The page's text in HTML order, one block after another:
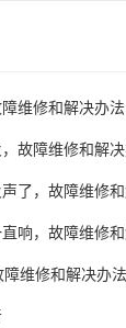
维修和解决办法
故障维修和解
了，故障维修
响，故障维修
维修和解决办法